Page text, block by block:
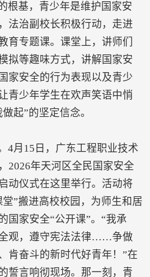
根基，青少年是维护国家安
法治副校长积极行动，走进
育专题课。课堂上，讲师们
拟等趣味方式，讲解国家安
家安全的行为表现以及青少
青少年学生在欢声笑语中悄
起”的坚定信念。
4月15日，广东工程职业技术
2026年天河区全民国家安全
动仪式在这里举行。活动将
”搬进高校校园，为师生和居
国家安全“公开课”。“我承
观，遵守宪法法律……争做
肯奋斗的新时代好青年！”在
誓言响彻现场。那一刻，青